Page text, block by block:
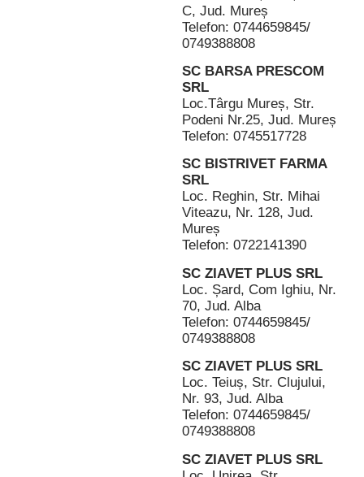
C, Jud. Mureș
Telefon: 0744659845/
0749388808
SC BARSA PRESCOM
SRL
Loc.Târgu Mureș, Str.
Podeni Nr.25, Jud. Mureș
Telefon: 0745517728
SC BISTRIVET FARMA
SRL
Loc. Reghin, Str. Mihai
Viteazu, Nr. 128, Jud.
Mureș
Telefon: 0722141390
SC ZIAVET PLUS SRL
Loc. Șard, Com Ighiu, Nr.
70, Jud. Alba
Telefon: 0744659845/
0749388808
SC ZIAVET PLUS SRL
Loc. Teiuș, Str. Clujului,
Nr. 93, Jud. Alba
Telefon: 0744659845/
0749388808
SC ZIAVET PLUS SRL